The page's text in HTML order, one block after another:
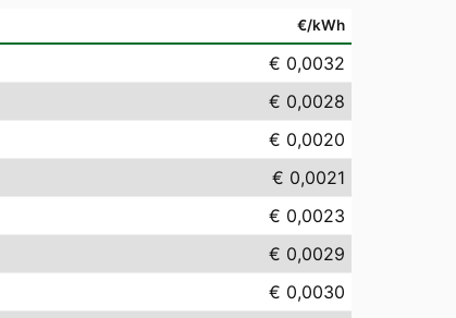
€/kWh
€ 0,0032
€ 0,0028
€ 0,0020
€ 0,0021
€ 0,0023
€ 0,0029
€ 0,0030